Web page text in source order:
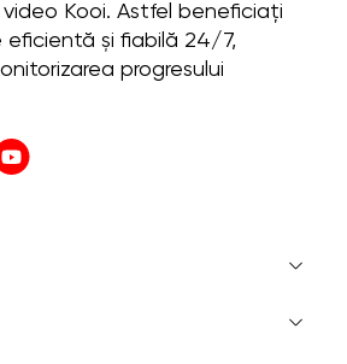
Kooi. Astfel beneficiați
și fiabilă 24/7,
progresului